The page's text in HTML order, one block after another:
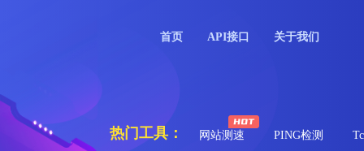
首页 API接口 关于我们
热门工具： 网站测速 PING检测